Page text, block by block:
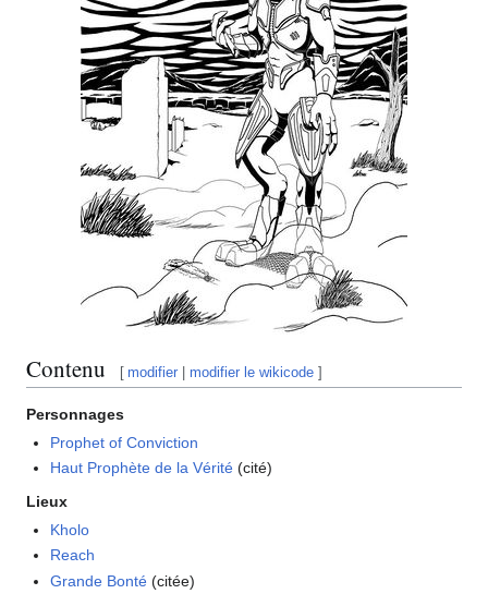
Contenu [ modifier |modifier le wikicode ]
Personnages
Prophet of Conviction
Haut Prophète de la Vérité (cité)
Lieux
Kholo
Reach
Grande Bonté (citée)